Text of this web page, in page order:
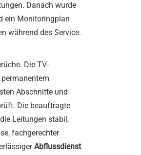
Danach wurde
ein Monitoringplan
während des Service.
Die TV-
Abschnitte und
Die beauftragte
Leitungen stabil,
fachgerechter
Abflussdienst